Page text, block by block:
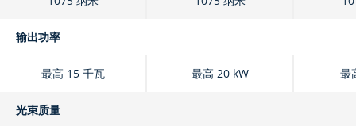
输出功率
最高 15 千瓦 最高 20 kW 最
光束质量